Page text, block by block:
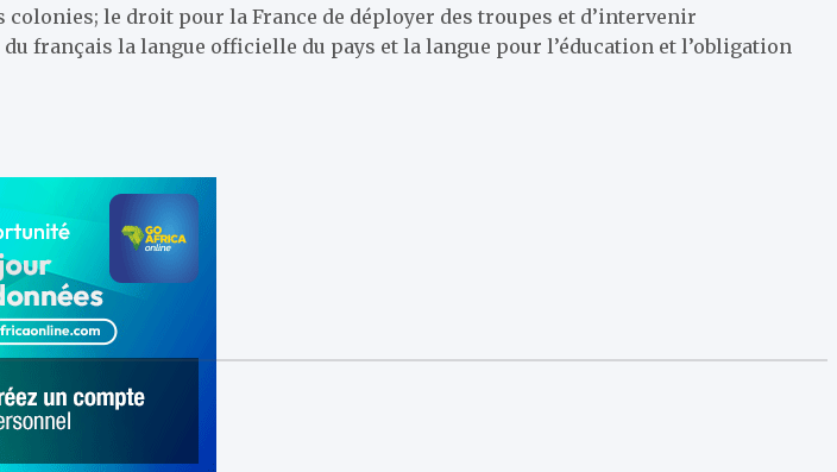
le droit pour la France de déployer des troupes et d’intervenir
français la langue officielle du pays et la langue pour l’éducation et l’obligation